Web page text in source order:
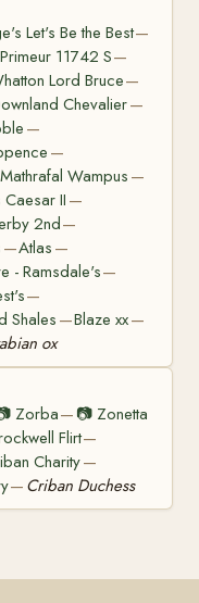
Let's Be the Best—
11742 S—
Lord Bruce—
Chevalier—
—
—
Mathrafal Wampus —
Caesar II —
2nd—
—Atlas —
- Ramsdale's—
—
Shales —Blaze xx—
ox
Zorba— 📷 Zonetta
Flirt—
Charity—
— Criban Duchess